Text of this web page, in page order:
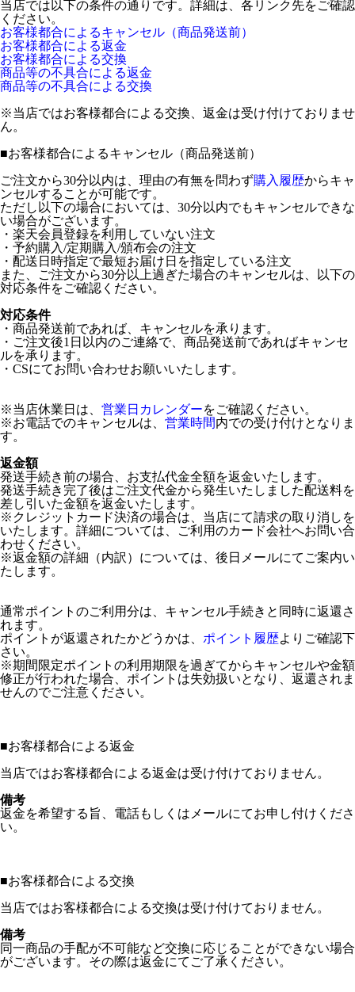
当店では以下の条件の通りです。詳細は、各リンク先をご確認
ください。
お客様都合によるキャンセル（商品発送前）
お客様都合による返金
お客様都合による交換
商品等の不具合による返金
商品等の不具合による交換
※当店ではお客様都合による交換、返金は受け付けておりませ
ん。
■お客様都合によるキャンセル（商品発送前）
ご注文から30分以内は、理由の有無を問わず購入履歴からキャ
ンセルすることが可能です。
ただし以下の場合においては、30分以内でもキャンセルできな
い場合がございます。
・楽天会員登録を利用していない注文
・予約購入/定期購入/頒布会の注文
・配送日時指定で最短お届け日を指定している注文
また、ご注文から30分以上過ぎた場合のキャンセルは、以下の
対応条件をご確認ください。
対応条件
・商品発送前であれば、キャンセルを承ります。
・ご注文後1日以内のご連絡で、商品発送前であればキャンセ
ルを承ります。
・CSにてお問い合わせお願いいたします。
※当店休業日は、 営業日カレンダーをご確認ください。
※お電話でのキャンセルは、 営業時間内での受け付けとなりま
す。
返金額
発送手続き前の場合、お支払代金全額を返金いたします。
発送手続き完了後はご注文代金から発生いたしました配送料を
差し引いた金額を返金いたします。
※クレジットカード決済の場合は、当店にて請求の取り消しを
いたします。詳細については、ご利用のカード会社へお問い合
わせください。
※返金額の詳細（内訳）については、後日メールにてご案内い
たします。
通常ポイントのご利用分は、キャンセル手続きと同時に返還さ
れます。
ポイントが返還されたかどうかは、 ポイント履歴よりご確認下
さい。
※期間限定ポイントの利用期限を過ぎてからキャンセルや金額
修正が行われた場合、ポイントは失効扱いとなり、返還されま
せんのでご注意ください。
■お客様都合による返金
当店ではお客様都合による返金は受け付けておりません。
備考
返金を希望する旨、電話もしくはメールにてお申し付けくださ
い。
■お客様都合による交換
当店ではお客様都合による交換は受け付けておりません。
備考
同一商品の手配が不可能など交換に応じることができない場合
がございます。その際は返金にてご了承ください。